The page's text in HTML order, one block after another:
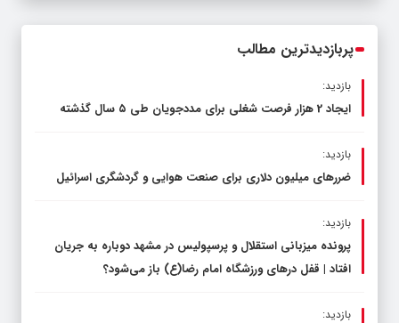
پربازدیدترین مطالب
بازدید:
ایجاد 2 هزار فرصت شغلی برای مددجویان طی ۵ سال گذشته
بازدید:
ضررهای میلیون دلاری برای صنعت هوایی و گردشگری اسرائیل
بازدید:
پرونده میزبانی استقلال و پرسپولیس در مشهد دوباره به جریان
افتاد | قفل در‌های ورزشگاه امام رضا(ع) باز می‌شود؟
بازدید: